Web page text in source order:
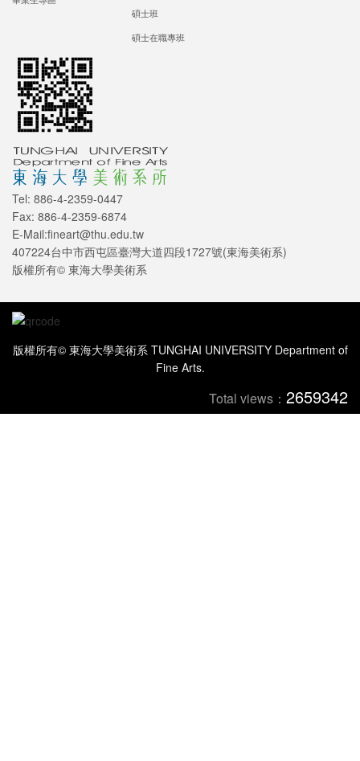
碩士班
碩士在職專班
Tel: 886-4-2359-0447
Fax: 886-4-2359-6874
E-Mail:fineart@thu.edu.tw
407224台中市西屯區臺灣大道四段1727號(東海美術系)
版權所有© 東海大學美術系
版權所有© 東海大學美術系 TUNGHAI UNIVERSITY Department of
Fine Arts.
Total views： 2659342